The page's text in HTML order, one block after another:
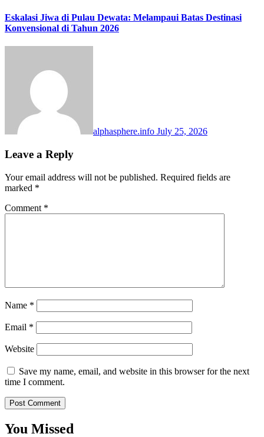
Eskalasi Jiwa di Pulau Dewata: Melampaui Batas Destinasi
Konvensional di Tahun 2026
alphasphere.info July 25, 2026
Leave a Reply
Your email address will not be published. Required fields are
marked *
Comment *
Name *
Email *
Website
Save my name, email, and website in this browser for the next
time I comment.
You Missed